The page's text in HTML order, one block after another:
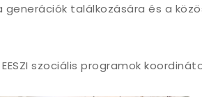
találkozására és a
szociális programok